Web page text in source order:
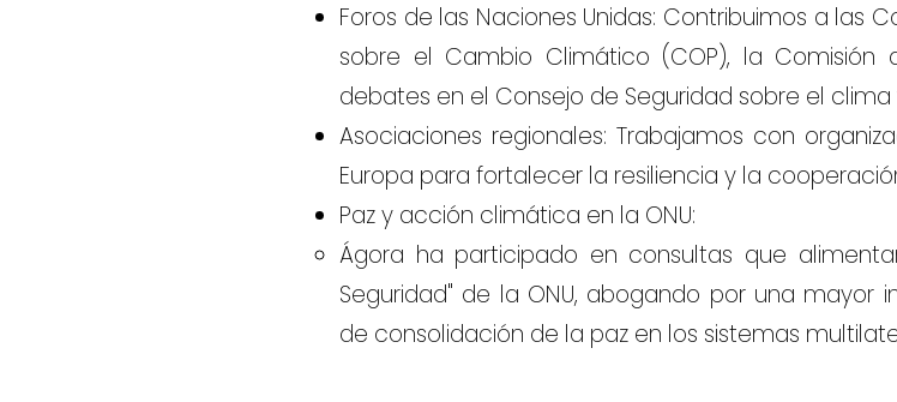
Foros de las Naciones Unidas: Contribuimos a las
sobre el Cambio Climático (COP), la
debates en el Consejo de Seguridad sobre el clima
Asociaciones regionales: Trabajamos con
Europa para fortalecer la resiliencia y la
Paz y acción climática en la ONU:
Ágora ha participado en consultas que
Seguridad" de la ONU, abogando por una
de consolidación de la paz en los sistemas